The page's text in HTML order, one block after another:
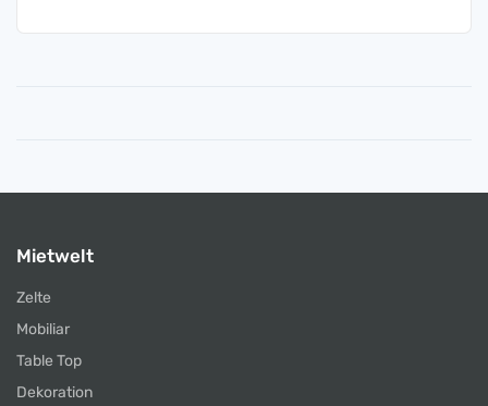
Mietwelt
Zelte
Mobiliar
Table Top
Dekoration